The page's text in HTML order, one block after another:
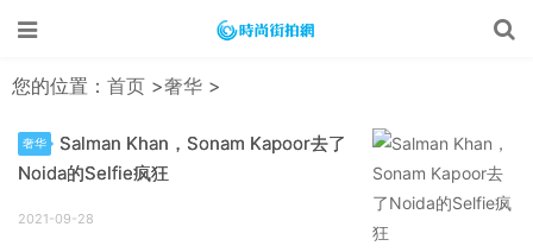
您的位置： 首页 >奢华 >
奢华
Salman Khan，Sonam Kapoor去了
Noida的Selfie疯狂
2021-09-28